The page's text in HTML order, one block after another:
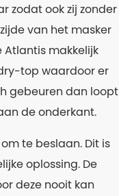
zodat ook zij zonder
van het masker
makkelijk
top waardoor er
gebeuren dan loopt
de onderkant.
te beslaan. Dit is
oplossing. De
deze nooit kan